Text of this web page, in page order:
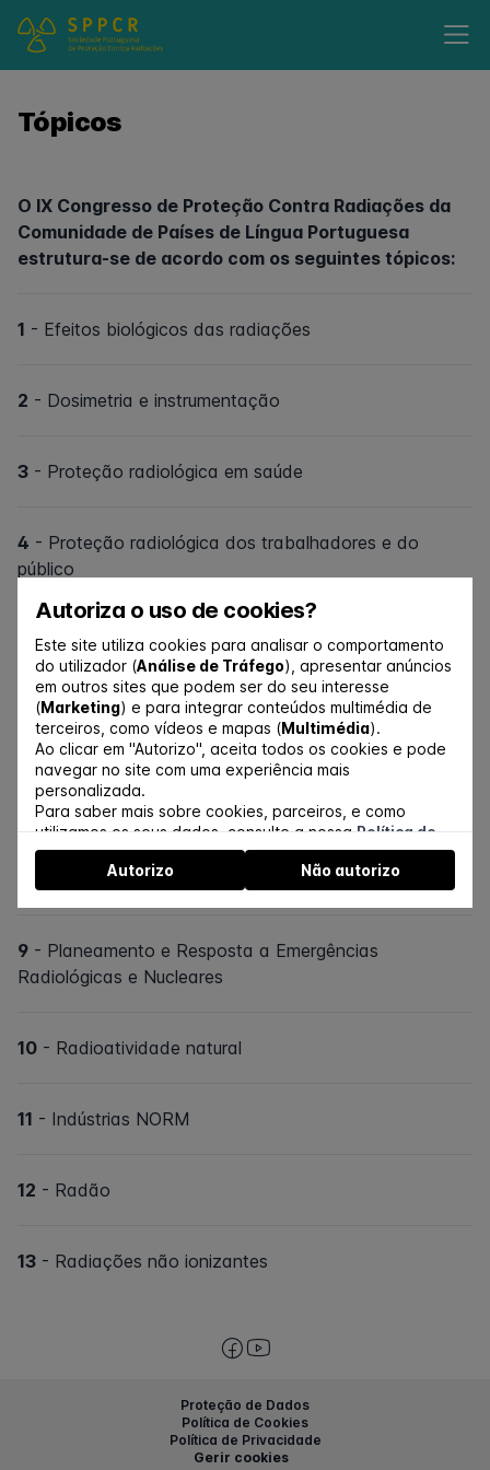
Autoriza o uso de cookies?
Este site utiliza cookies para analisar o comportamento
do utilizador (Análise de Tráfego), apresentar anúncios
em outros sites que podem ser do seu interesse
(Marketing) e para integrar conteúdos multimédia de
terceiros, como vídeos e mapas (Multimédia).
Ao clicar em "Autorizo", aceita todos os cookies e pode
navegar no site com uma experiência mais
personalizada.
Para saber mais sobre cookies, parceiros, e como
utilizamos os seus dados, consulte a nossaPolítica de
Cookies.
Pode gerir a autorização a partir do link no rodapé do
website.
Autorizo Não autorizo
Tópicos
O IX Congresso de Proteção Contra Radiações da
Comunidade de Países de Língua Portuguesa
estrutura-se de acordo com os seguintes tópicos:
1 - Efeitos biológicos das radiações
2 - Dosimetria e instrumentação
3 - Proteção radiológica em saúde
4 - Proteção radiológica dos trabalhadores e do
público
- Proteção radiológica na indústria
- Gestão de fontes e resíduos radioativos
- Cultura de segurança em proteção radiológica
- Regulamentação, políticas e recomendações
internacionais em proteção radiológica
9 - Planeamento e Resposta a Emergências
Radiológicas e Nucleares
10 - Radioatividade natural
11 - Indústrias NORM
12 - Radão
13 - Radiações não ionizantes
Proteção de Dados
Política de Cookies
Política de Privacidade
Gerir cookies